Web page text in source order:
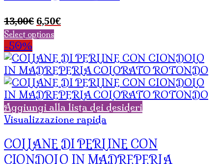
13,00€ Il
prezzo
era:
13,00€.
6,50€Il
è:
6,50€.
Select options
-50%
Aggiungi alla lista dei desideri
Visualizzazione rapida
COLLANE DI PERLINE CON
CIONDOLO IN MADREPERLA